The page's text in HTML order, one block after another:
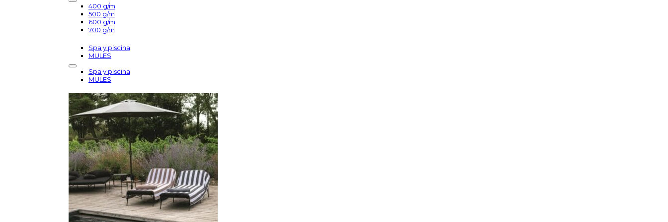
400 g/m
500 g/m
600 g/m
700 g/m
Spa y piscina
MULES
Spa y piscina
MULES